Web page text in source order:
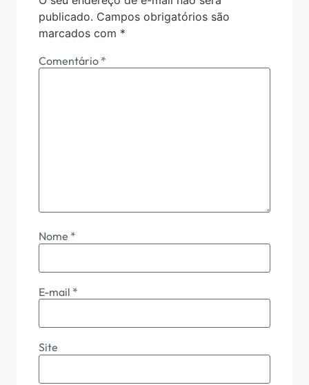
publicado. Campos obrigatórios são
marcados com *
Comentário *
Nome *
E-mail *
Site